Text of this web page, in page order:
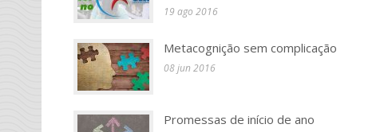
19 ago 2016
Metacognição sem complicação
08 jun 2016
Promessas de início de ano